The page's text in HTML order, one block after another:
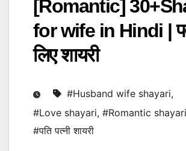
[Romantic]
for wife in Hindi |
लिए शायरी
#Husband wife shayari,
#Love shayari, #Romantic shayari
#पति पत्नी शायरी